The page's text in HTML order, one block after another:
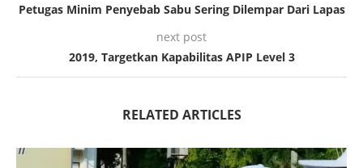
Petugas Minim Penyebab Sabu Sering Dilempar Dari Lapas
next post
2019, Targetkan Kapabilitas APIP Level 3
RELATED ARTICLES